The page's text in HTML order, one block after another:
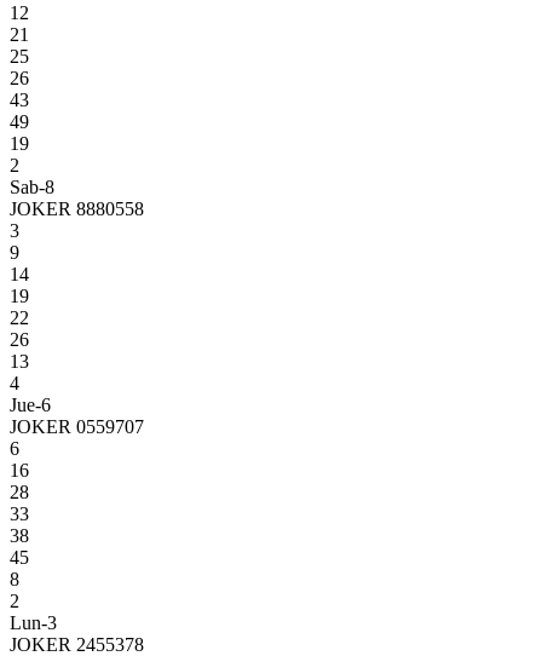
12
21
25
26
43
49
19
2
Sab-8
JOKER 8880558
3
9
14
19
22
26
13
4
Jue-6
JOKER 0559707
6
16
28
33
38
45
8
2
Lun-3
JOKER 2455378